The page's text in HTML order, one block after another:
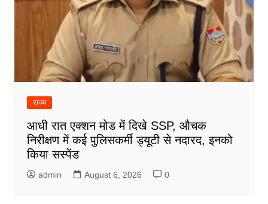
राज्य
आधी रात एक्शन मोड में दिखे SSP, औचक
निरीक्षण में कई पुलिसकर्मी ड्यूटी से नदारद, इनको
किया सस्पेंड
admin August 6, 2026 0